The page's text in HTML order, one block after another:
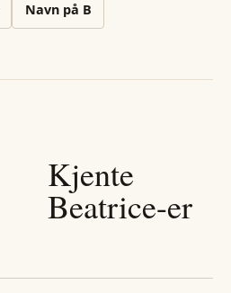
Navn på B
Kjente
Beatrice-er